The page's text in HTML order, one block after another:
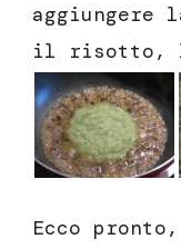
aggiungere
il risotto,
Ecco